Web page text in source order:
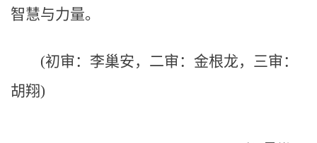
智慧与力量。
(初审：李巢安，二审：金根龙，三审：
胡翔)